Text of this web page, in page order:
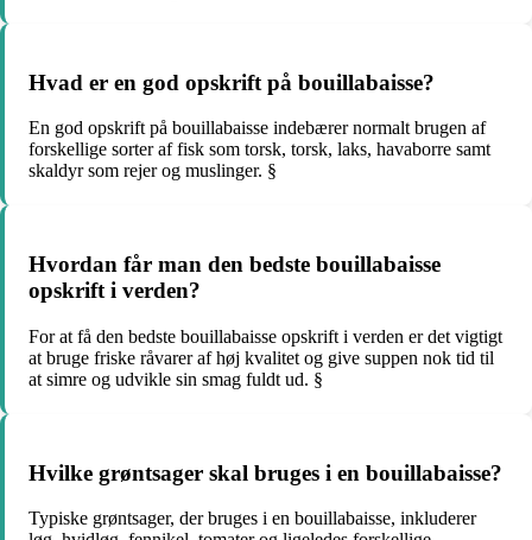
Hvad er en god opskrift på bouillabaisse?
En god opskrift på bouillabaisse indebærer normalt brugen af ​​
forskellige sorter af fisk som torsk, torsk, laks, havaborre samt
skaldyr som rejer og muslinger. §
Hvordan får man den bedste bouillabaisse
opskrift i verden?
For at få den bedste bouillabaisse opskrift i verden er det vigtigt
at bruge friske råvarer af høj kvalitet og give suppen nok tid til
at simre og udvikle sin smag fuldt ud. §
Hvilke grøntsager skal bruges i en bouillabaisse?
Typiske grøntsager, der bruges i en bouillabaisse, inkluderer